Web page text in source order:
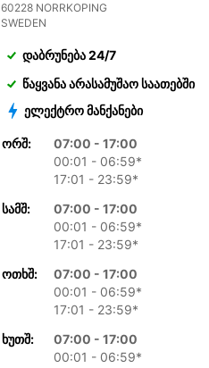
60228 NORRKOPING
SWEDEN
დაბრუნება 24/7
წაყვანა არასამუშაო საათებში
ელექტრო მანქანები
ᲝᲠᲨ:
07:00 - 17:00
00:01 - 06:59*
17:01 - 23:59*
ᲡᲐᲛᲨ:
07:00 - 17:00
00:01 - 06:59*
17:01 - 23:59*
ᲝᲗᲮᲨ:
07:00 - 17:00
00:01 - 06:59*
17:01 - 23:59*
ᲮᲣᲗᲨ:
07:00 - 17:00
00:01 - 06:59*